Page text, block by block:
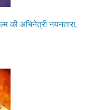
की अभिनेत्री नयनतारा,